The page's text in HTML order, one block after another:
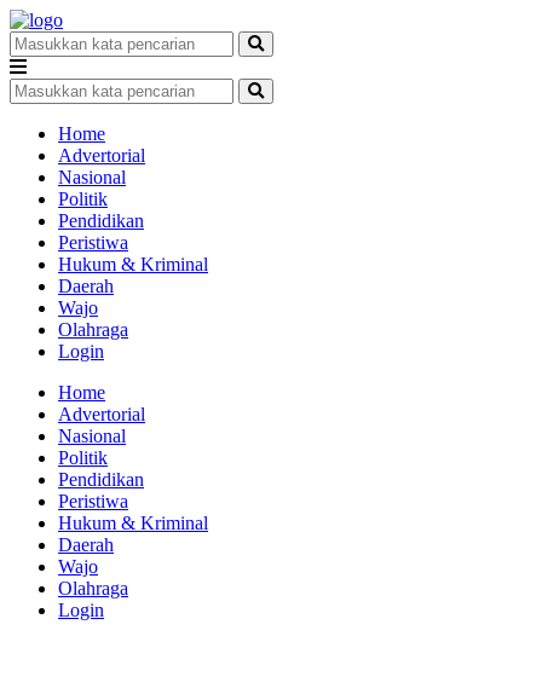
Home
Advertorial
Nasional
Politik
Pendidikan
Peristiwa
Hukum & Kriminal
Daerah
Wajo
Olahraga
Login
Home
Advertorial
Nasional
Politik
Pendidikan
Peristiwa
Hukum & Kriminal
Daerah
Wajo
Olahraga
Login